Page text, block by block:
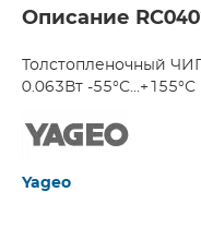
Описание
Толстопленочный
0.063Вт -55°С...+155°С
Yageo